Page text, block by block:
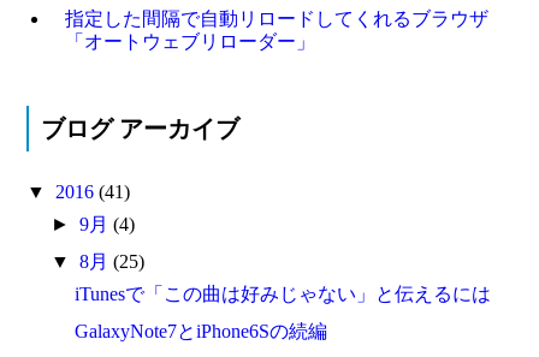
指定した間隔で自動リロードしてくれるブラウザ
「オートウェブリローダー」
ブログ アーカイブ
▼ 2016(41)
► 9月 (4)
▼ 8月 (25)
iTunesで「この曲は好みじゃない」と伝えるには
GalaxyNote7とiPhone6Sの続編